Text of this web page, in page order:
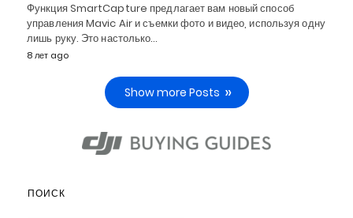
Функция SmartCapture предлагает вам новый способ
управления Mavic Air и съемки фото и видео, используя одну
лишь руку. Это настолько…
8 лет ago
Show more Posts
ПОИСК